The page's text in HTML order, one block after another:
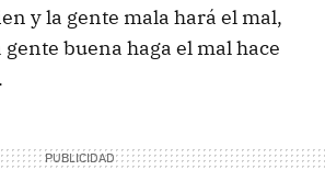
y la gente mala hará el mal,
buena haga el mal hace